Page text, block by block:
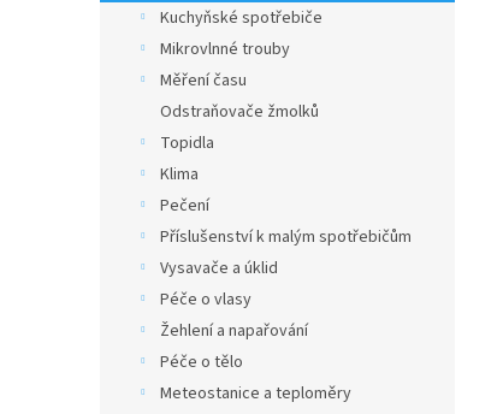
Kuchyňské spotřebiče
Mikrovlnné trouby
Měření času
Odstraňovače žmolků
Topidla
Klima
Pečení
Příslušenství k malým spotřebičům
Vysavače a úklid
Péče o vlasy
Žehlení a napařování
Péče o tělo
Meteostanice a teploměry